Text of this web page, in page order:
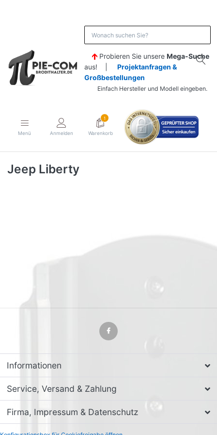
Probieren Sie unsere Mega-Suche
aus! | Projektanfragen &
Großbestellungen
Einfach Hersteller und Modell eingeben.
Menü Anmelden
1
Warenkorb
Jeep Liberty
Informationen
Service, Versand & Zahlung
Firma, Impressum & Datenschutz